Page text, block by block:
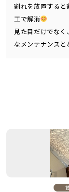
割れを放置すると
工で解消
見た目だけでなく
なメンテナンスと